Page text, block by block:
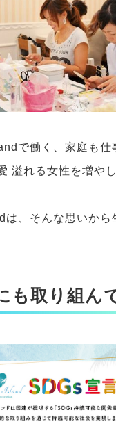
で働く、家庭も仕
溢れる女性を増やし
、そんな思いから
も取り組ん